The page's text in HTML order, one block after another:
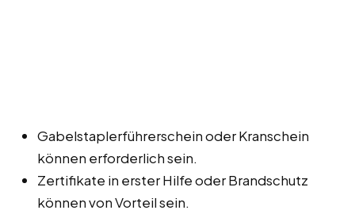
Gabelstaplerführerschein oder Kranschein
können erforderlich sein.
Zertifikate in erster Hilfe oder Brandschutz
können von Vorteil sein.